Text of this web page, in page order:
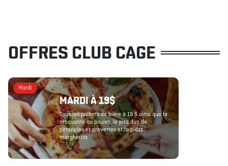
OFFRES CLUB CAGE
Mardi
MARDI À 19$
Tous les pichets de bière à 19 $ ainsi que la
croquante au poulet, le pita duo de
pétoncles et crevettes et la pidzz
margherita.